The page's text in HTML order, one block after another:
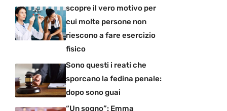
scopre il vero motivo per
cui molte persone non
riescono a fare esercizio
fisico
Sono questi i reati che
sporcano la fedina penale:
dopo sono guai
“Un sogno”: Emma